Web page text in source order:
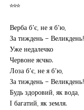
***
Верба б’є, не я б’ю,
За тиждень – Великдень!
Уже недалечко
Червоне яєчко.
Лоза б’є, не я б’ю,
За тиждень – Великдень!
Будь здоровий, як вода,
І багатий, як земля.